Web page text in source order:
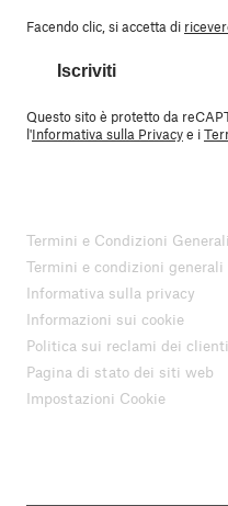
Facendo clic, si accetta di
Iscriviti
Questo sito è protetto da
l'Informativa sulla Privacye i
Termini e Condizioni Generali
Termini e condizioni
Informativa sulla privacy
Informazioni sui cookie
Politica sui reclami dei clienti
Pagina di stato dei siti web
Impostazioni Cookie